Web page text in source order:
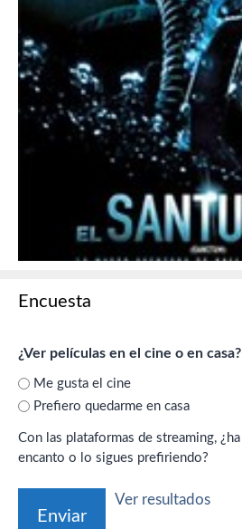
Encuesta
¿Ver películas en el cine o en casa?
Me gusta el cine
Prefiero quedarme en casa
Con las plataformas de streaming, ¿ha perdido el cine su
encanto o lo sigues prefiriendo?
Ver resultados